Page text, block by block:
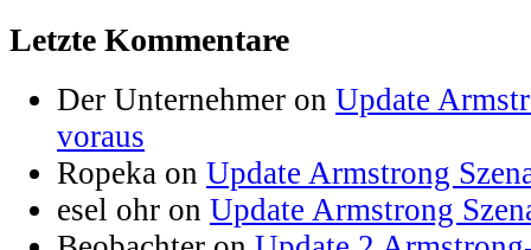
Letzte Kommentare
Der Unternehmer on Update
voraus
Ropeka on Update Armstrong
esel ohr on Update Armstrong